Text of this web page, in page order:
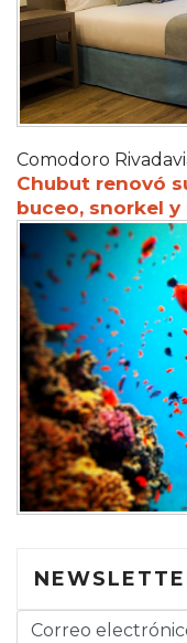
Comodoro
Chubut renovó
buceo, snorkel